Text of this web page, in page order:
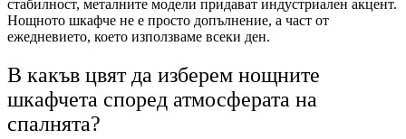
стабилност, металните модели придават индустриален акцент.
Нощното шкафче не е просто допълнение, а част от
ежедневието, което използваме всеки ден.
В какъв цвят да изберем нощните
шкафчета според атмосферата на
спалнята?